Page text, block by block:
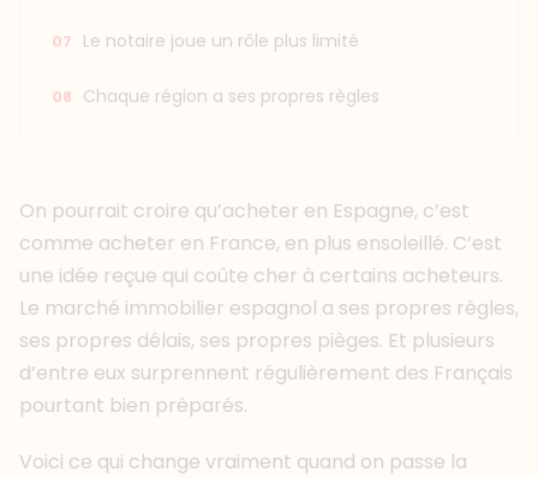
Le notaire joue un rôle plus limité
Chaque région a ses propres règles
On pourrait croire qu’acheter en Espagne, c’est
comme acheter en France, en plus ensoleillé. C’est
une idée reçue qui coûte cher à certains acheteurs.
Le marché immobilier espagnol a ses propres règles,
ses propres délais, ses propres pièges. Et plusieurs
d’entre eux surprennent régulièrement des Français
pourtant bien préparés.
Voici ce qui change vraiment quand on passe la